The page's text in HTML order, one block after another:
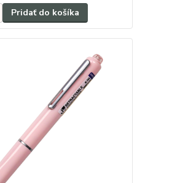
Pridať do košíka